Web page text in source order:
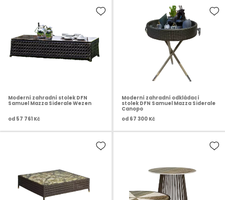
Moderní zahradní stolek DFN
Samuel Mazza Siderale Wezen
od 57 761 Kč
Moderní zahradní odkládací
stolek DFN Samuel Mazza Siderale
Canopo
od 67 300 Kč